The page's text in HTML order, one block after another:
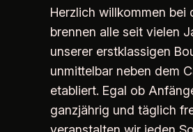
Herzlich willkommen bei
brennen alle seit vielen
unserer erstklassigen
unmittelbar neben dem
etabliert. Egal ob
ganzjährig und täglich